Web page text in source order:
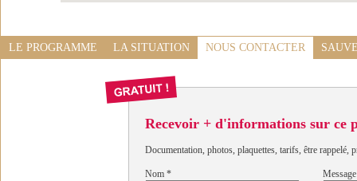
LE PROGRAMME LA SITUATION NOUS CONTACTER
Recevoir + d'informations sur ce
Documentation, photos, plaquettes, tarifs, être rappelé,
Nom * Message